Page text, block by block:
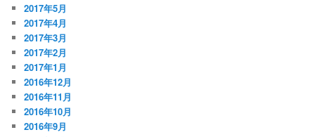
2017年5月
2017年4月
2017年3月
2017年2月
2017年1月
2016年12月
2016年11月
2016年10月
2016年9月